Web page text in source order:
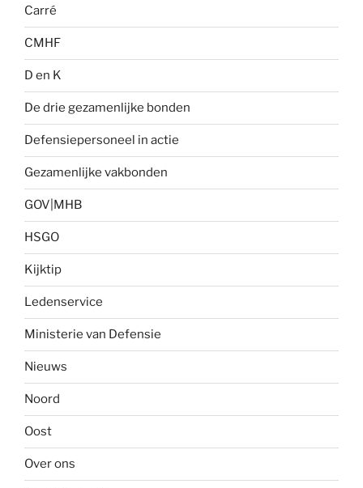
Carré
CMHF
D en K
De drie gezamenlijke bonden
Defensiepersoneel in actie
Gezamenlijke vakbonden
GOV|MHB
HSGO
Kijktip
Ledenservice
Ministerie van Defensie
Nieuws
Noord
Oost
Over ons